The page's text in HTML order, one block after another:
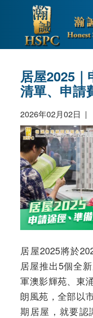
居屋2025
清單、申請
2026年02月02日 |
居屋2025將於
居屋推出5個全
軍澳影輝苑、東
朗風苑，全部以
期居屋，就要認